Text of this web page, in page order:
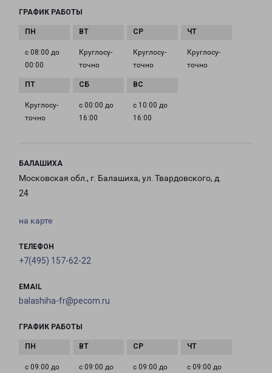
ГРАФИК РАБОТЫ
с 08:00 до
00:00
Круглосу­
точно
Круглосу­
точно
Круглосу­
точно
Круглосу­
точно
с 00:00 до
16:00
с 10:00 до
16:00
БАЛАШИХА
Московская обл., г. Балашиха, ул. Твардовского, д.
24
на карте
ТЕЛЕФОН
+7(495) 157-62-22
EMAIL
balashiha-fr@pecom.ru
ГРАФИК РАБОТЫ
с 09:00 до
с 09:00 до
с 09:00 до
с 09:00 до